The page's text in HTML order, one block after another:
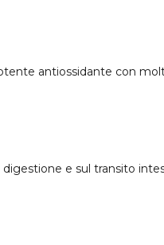
antiossidante con
e sul transito